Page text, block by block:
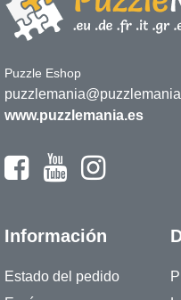
Puzzle Eshop
www.puzzlemania.es
Información
Estado del pedido